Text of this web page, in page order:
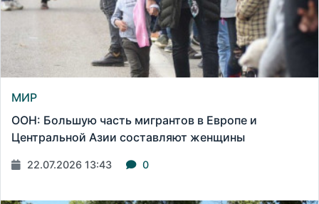
МИР
ООН: Большую часть мигрантов в Европе и
Центральной Азии составляют женщины
22.07.2026 13:43 0